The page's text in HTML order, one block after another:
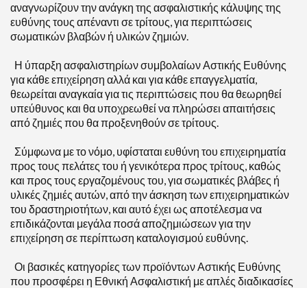
αναγνωρίζουν την ανάγκη της ασφαλιστικής κάλυψης της
ευθύνης τους απέναντι σε τρίτους, για περιπτώσεις
σωματικών βλαβών ή υλικών ζημιών.
Η ύπαρξη ασφαλιστηρίων συμβολαίων Αστικής Ευθύνης
για κάθε επιχείρηση αλλά και για κάθε επαγγελματία,
θεωρείται αναγκαία για τις περιπτώσεις που θα θεωρηθεί
υπεύθυνος και θα υποχρεωθεί να πληρώσει απαιτήσεις
από ζημιές που θα προξενηθούν σε τρίτους.
Σύμφωνα με το νόμο, υφίσταται ευθύνη του επιχειρηματία
προς τους πελάτες του ή γενικότερα προς τρίτους, καθώς
και προς τους εργαζομένους του, για σωματικές βλάβες ή
υλικές ζημιές αυτών, από την άσκηση των επιχειρηματικών
του δραστηριοτήτων, και αυτό έχει ως αποτέλεσμα να
επιδικάζονται μεγάλα ποσά αποζημιώσεων για την
επιχείρηση σε περίπτωση καταλογισμού ευθύνης.
Οι βασικές κατηγορίες των προϊόντων Αστικής Ευθύνης
που προσφέρει η Εθνική Ασφαλιστική με απλές διαδικασίες